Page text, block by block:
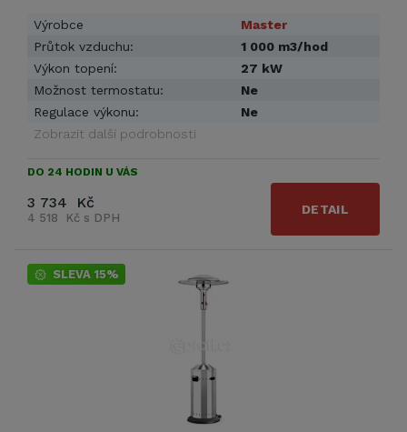
Výrobce
Master
Průtok vzduchu:
1 000 m3/hod
Výkon topení:
27 kW
Možnost termostatu:
Ne
Regulace výkonu:
Ne
Zobrazit další podrobnosti
DO 24 HODIN U VÁS
3 734 Kč
4 518 Kč s DPH
DETAIL
SLEVA 15%